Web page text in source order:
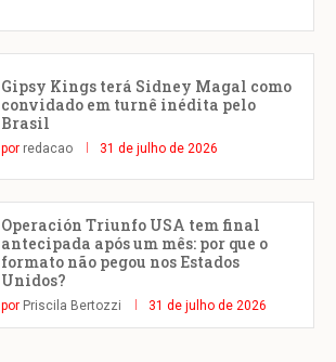
Gipsy Kings terá Sidney Magal como
convidado em turnê inédita pelo
Brasil
por redacao 31 de julho de 2026
Operación Triunfo USA tem final
antecipada após um mês: por que o
formato não pegou nos Estados
Unidos?
por Priscila Bertozzi 31 de julho de 2026